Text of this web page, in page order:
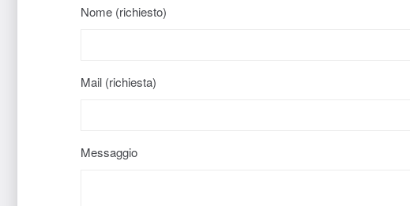
Nome (richiesto)
Mail (richiesta)
Messaggio